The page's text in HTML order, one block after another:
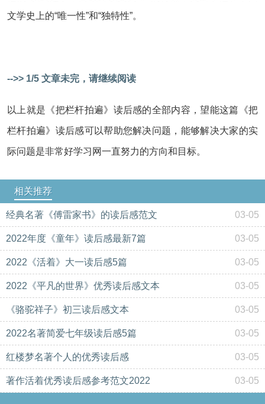
文学史上的“唯一性”和“独特性”。
-->> 1/5 文章未完，请继续阅读
以上就是《把栏杆拍遍》读后感的全部内容，望能这篇《把
栏杆拍遍》读后感可以帮助您解决问题，能够解决大家的实
际问题是非常好学习网一直努力的方向和目标。
相关推荐
经典名著《傅雷家书》的读后感范文 03-05
2022年度《童年》读后感最新7篇 03-05
2022《活着》大一读后感5篇 03-05
2022《平凡的世界》优秀读后感文本 03-05
《骆驼祥子》初三读后感文本 03-05
2022名著简爱七年级读后感5篇 03-05
红楼梦名著个人的优秀读后感 03-05
著作活着优秀读后感参考范文2022 03-05